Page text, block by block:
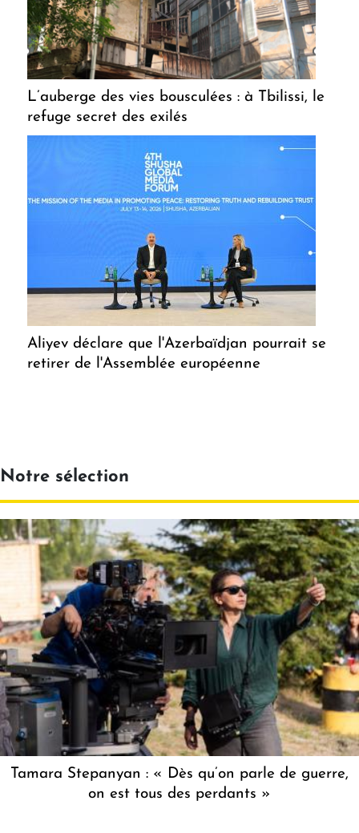
L’auberge des vies bousculées : à Tbilissi, le
refuge secret des exilés
Aliyev déclare que l'Azerbaïdjan pourrait se
retirer de l'Assemblée européenne
Notre sélection
Tamara Stepanyan : « Dès qu’on parle de guerre,
on est tous des perdants »